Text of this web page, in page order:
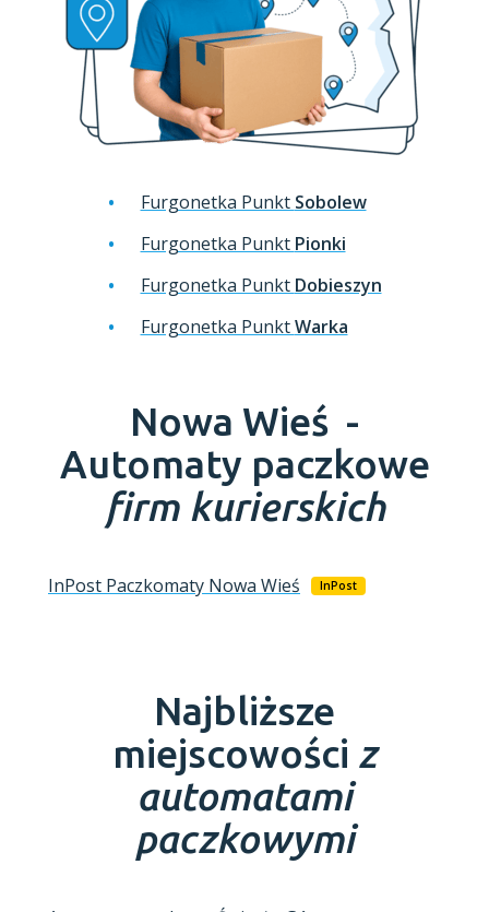
Furgonetka Punkt Sobolew
Furgonetka Punkt Pionki
Furgonetka Punkt Dobieszyn
Furgonetka PunktWarka
Nowa Wieś -
Automaty paczkowe
firm kurierskich
InPost Paczkomaty Nowa Wieś InPost
Najbliższe
miejscowości z
automatami
paczkowymi